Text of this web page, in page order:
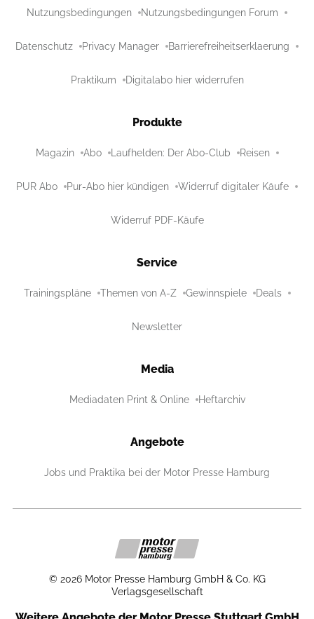
Nutzungsbedingungen Nutzungsbedingungen Forum
Datenschutz Privacy Manager Barrierefreiheitserklaerung
Praktikum Digitalabo hier widerrufen
Produkte
Magazin Abo Laufhelden: Der Abo-Club Reisen
PUR Abo Pur-Abo hier kündigen Widerruf digitaler Käufe
Widerruf PDF-Käufe
Service
Trainingspläne Themen von A-Z Gewinnspiele Deals
Newsletter
Media
Mediadaten Print & Online Heftarchiv
Angebote
Jobs und Praktika bei der Motor Presse Hamburg
© 2026 Motor Presse Hamburg GmbH & Co. KG
Verlagsgesellschaft